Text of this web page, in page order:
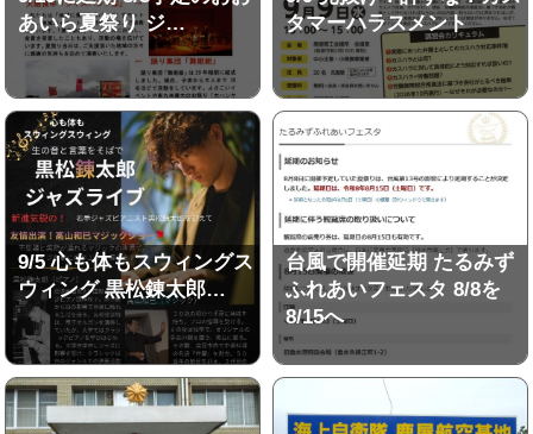
あいら夏祭り ジ…
タマーハラスメント
9/5 心も体もスウィングス
ウィング 黒松錬太郎…
台風で開催延期 たるみず
ふれあいフェスタ 8/8を
8/15へ